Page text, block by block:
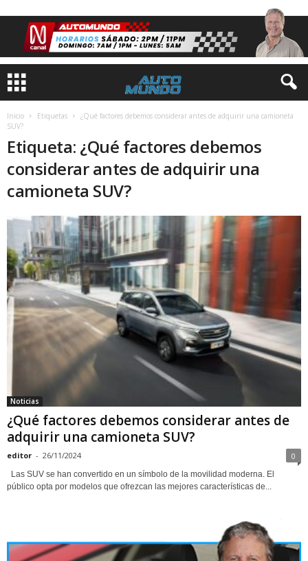
Inicio Etiquetas
¿Qué factores debemos considerar antes de adquirir una camioneta
SUV?
Etiqueta: ¿Qué factores debemos
considerar antes de adquirir una
camioneta SUV?
Noticias
¿Qué factores debemos considerar antes de
adquirir una camioneta SUV?
editor - 26/11/2024 0
Las SUV se han convertido en un símbolo de la movilidad moderna. El
público opta por modelos que ofrezcan las mejores características de...